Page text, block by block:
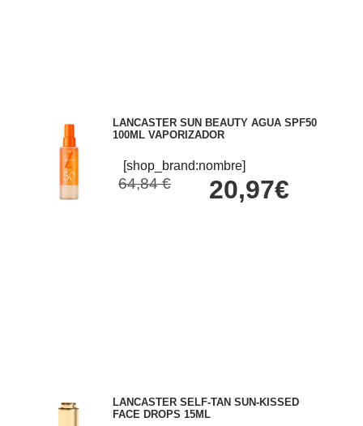
LANCASTER SUN BEAUTY AGUA SPF50
100ML VAPORIZADOR
[shop_brand:nombre]
64,84 € 20,97€
LANCASTER SELF-TAN SUN-KISSED
FACE DROPS 15ML